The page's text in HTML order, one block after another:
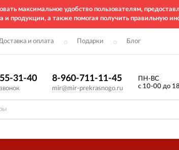
максимальное удобство пользователям,
и продукции, а также помогая получить правильную
и оплата Подарки Блог
31-40 8-960-711-11-45
mir@mir-prekrasnogo.ru
ПН-ВС
с 10-00 до